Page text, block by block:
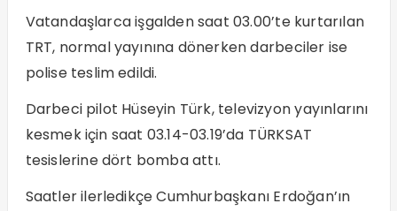
Vatandaşlarca işgalden saat 03.00’te kurtarılan
TRT, normal yayınına dönerken darbeciler ise
polise teslim edildi.
Darbeci pilot Hüseyin Türk, televizyon yayınlarını
kesmek için saat 03.14-03.19’da TÜRKSAT
tesislerine dört bomba attı.
Saatler ilerledikçe Cumhurbaşkanı Erdoğan’ın